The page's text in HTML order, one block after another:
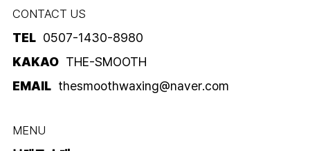
CONTACT US
TEL 0507-1430-8980
KAKAO THE-SMOOTH
EMAIL thesmoothwaxing@naver.com
MENU